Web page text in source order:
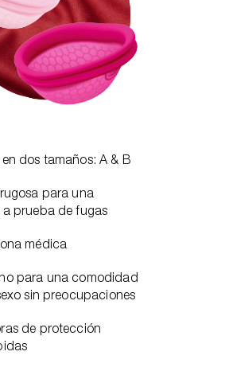
dos tamaños: A & B
para una
prueba de fugas
médica
para una comodidad
sin preocupaciones
de protección